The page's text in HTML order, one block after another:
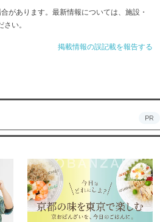
があります。最新情報については、施設・
い。
掲載情報の誤記載を報告する
PR